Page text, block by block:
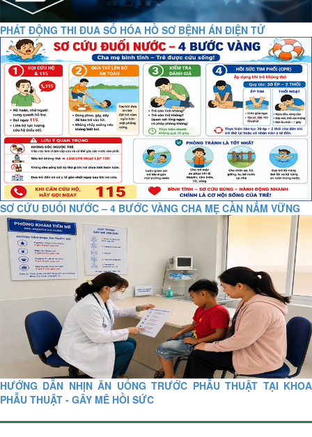
PHÁT ĐỘNG THI ĐUA SỐ HÓA HỒ SƠ BỆNH ÁN ĐIỆN TỬ
SƠ CỨU ĐUỐI NƯỚC – 4 BƯỚC VÀNG CHA MẸ CẦN NẮM VỮNG
HƯỚNG DẪN NHỊN ĂN UỐNG TRƯỚC PHẪU THUẬT TẠI KHOA
PHẪU THUẬT - GÂY MÊ HỒI SỨC